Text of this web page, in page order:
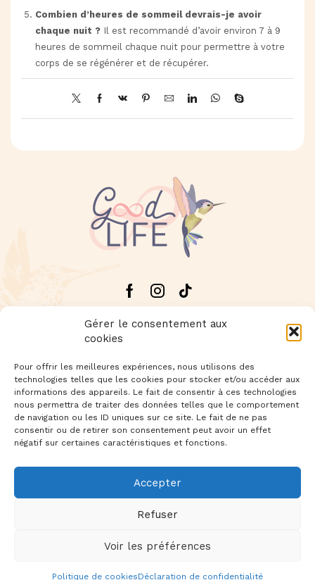
Gérer le consentement aux
cookies
Pour offrir les meilleures expériences, nous utilisons des
technologies telles que les cookies pour stocker et/ou accéder aux
informations des appareils. Le fait de consentir à ces technologies
nous permettra de traiter des données telles que le comportement
de navigation ou les ID uniques sur ce site. Le fait de ne pas
consentir ou de retirer son consentement peut avoir un effet
négatif sur certaines caractéristiques et fonctions.
Accepter
Refuser
Voir les préférences
Politique de cookiesDéclaration de confidentialité
Combien d’heures de sommeil devrais-je avoir
chaque nuit ? Il est recommandé d’avoir environ 7 à 9
heures de sommeil chaque nuit pour permettre à votre
corps de se régénérer et de récupérer.
Facebook
Instagram
Tik-
tok
Livraison offerte dès 60€ d'achat
Newsletter: Inscrivez-vous à notre newsletter
Foire aux questions Précautions d’usage
Mentions légales
Copyright © 2023 GOOD LIFE. Une création